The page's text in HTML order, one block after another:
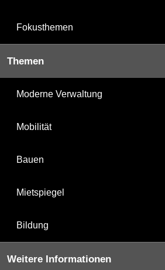
Fokusthemen
Themen
Moderne Verwaltung
Mobilität
Bauen
Mietspiegel
Bildung
Weitere Informationen